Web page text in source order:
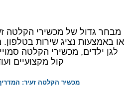
מבחר גדול של מכשירי הקלטה
או באמצעות נציג שירות בטלפון.
לגן ילדים, מכשירי הקלטה
קול מקצועיים
מכשיר הקלטה זעיר: